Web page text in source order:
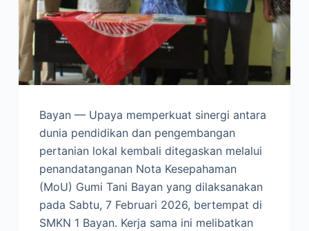
Bayan — Upaya memperkuat sinergi antara
dunia pendidikan dan pengembangan
pertanian lokal kembali ditegaskan melalui
penandatanganan Nota Kesepahaman
(MoU) Gumi Tani Bayan yang dilaksanakan
pada Sabtu, 7 Februari 2026, bertempat di
SMKN 1 Bayan. Kerja sama ini melibatkan